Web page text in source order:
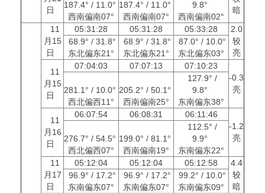
日
暗
187.4° / 11.0°
西南偏南07°
187.4° / 11.0°
西南偏南07°
9.8°
西南偏南02°
11
月15
日
05:31:28 05:31:28 05:33:28
2.0
较
亮
68.9° / 31.8°
东北偏东21°
68.9° / 31.8°
东北偏东21°
87.0° / 10.0°
东北偏东03°
11
月15
日
07:04:03 07:07:13
07:10:23
-0.3
亮
281.1° / 10.0°
西北偏西11°
205.2° / 50.1°
西南偏南25°
127.9° /
9.8°
东南偏东38°
11
月16
日
06:07:54 06:08:31
06:11:46
-1.2
亮
276.7° / 54.5°
西北偏西07°
199.0° / 81.1°
西南偏南19°
112.5° /
9.9°
东南偏东22°
11
月17
日
05:12:04 05:12:04 05:12:58
4.4
较
暗
96.9° / 17.2°
东南偏东07°
96.9° / 17.2°
东南偏东07°
99.2° / 10.0°
东南偏东09°